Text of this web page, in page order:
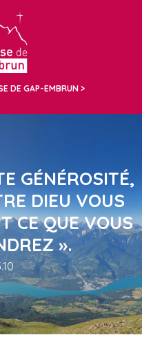
DE GAP-EMBRUN
GÉNÉROSITÉ,
DIEU VOUS
CE QUE VOUS
».